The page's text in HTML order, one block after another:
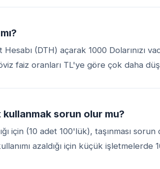
(DTH) açarak 1000 Dolarınızı
faiz oranları TL'ye göre çok daha
sorun olur mu?
için (10 adet 100'lük), taşınması sorun
azaldığı için küçük işletmelerde